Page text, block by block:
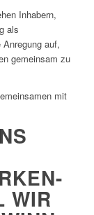
Inhabern,
als
auf,
gemeinsam zu
mit
-
WIR